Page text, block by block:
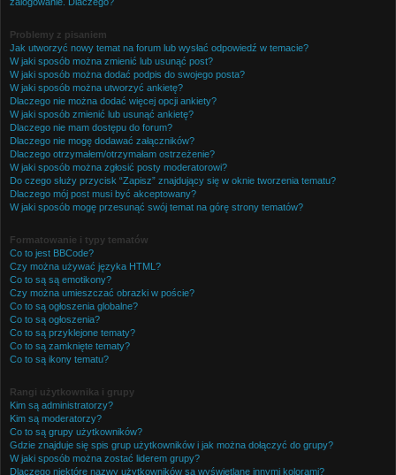
Problemy z pisaniem
Jak utworzyć nowy temat na forum lub wysłać odpowiedź w temacie?
W jaki sposób można zmienić lub usunąć post?
W jaki sposób można dodać podpis do swojego posta?
W jaki sposób można utworzyć ankietę?
Dlaczego nie można dodać więcej opcji ankiety?
W jaki sposób zmienić lub usunąć ankietę?
Dlaczego nie mam dostępu do forum?
Dlaczego nie mogę dodawać załączników?
Dlaczego otrzymałem/otrzymałam ostrzeżenie?
W jaki sposób można zgłosić posty moderatorowi?
Do czego służy przycisk “Zapisz” znajdujący się w oknie tworzenia tematu?
Dlaczego mój post musi być akceptowany?
W jaki sposób mogę przesunąć swój temat na górę strony tematów?
Formatowanie i typy tematów
Co to jest BBCode?
Czy można używać języka HTML?
Co to są są emotikony?
Czy można umieszczać obrazki w poście?
Co to są ogłoszenia globalne?
Co to są ogłoszenia?
Co to są przyklejone tematy?
Co to są zamknięte tematy?
Co to są ikony tematu?
Rangi użytkownika i grupy
Kim są administratorzy?
Kim są moderatorzy?
Co to są grupy użytkowników?
Gdzie znajduje się spis grup użytkowników i jak można dołączyć do grupy?
W jaki sposób można zostać liderem grupy?
Dlaczego niektóre nazwy użytkowników są wyświetlane innymi kolorami?